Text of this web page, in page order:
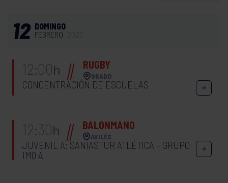
12 DOMINGO
FEBRERO
12:00h RUGBY
GRADO
CONCENTRACIÓN DE ESCUELAS
12:30h BALONMANO
AVILÉS
JUVENIL A: SANIASTUR ATLÉTICA – GRUPO
IMQ A